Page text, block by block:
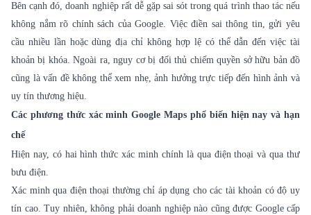
Bên cạnh đó, doanh nghiệp rất dễ gặp sai sót trong quá trình thao tác nếu
không nắm rõ chính sách của Google. Việc điền sai thông tin, gửi yêu
cầu nhiều lần hoặc dùng địa chỉ không hợp lệ có thể dẫn đến việc tài
khoản bị khóa. Ngoài ra, nguy cơ bị đối thủ chiếm quyền sở hữu bản đồ
cũng là vấn đề không thể xem nhẹ, ảnh hưởng trực tiếp đến hình ảnh và
uy tín thương hiệu.
Các phương thức xác minh Google Maps phổ biến hiện nay và hạn
chế
Hiện nay, có hai hình thức xác minh chính là qua điện thoại và qua thư
bưu điện.
Xác minh qua điện thoại thường chỉ áp dụng cho các tài khoản có độ uy
tín cao. Tuy nhiên, không phải doanh nghiệp nào cũng được Google cấp